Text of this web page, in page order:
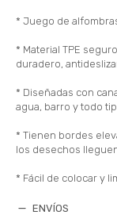
* Juego de
* Material TPE
duradero,
* Diseñadas con
agua, barro y todo
* Tienen bordes
los desechos
* Fácil de colocar y
ENVÍOS